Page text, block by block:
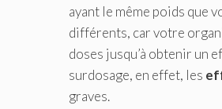
ayant le même poids que
différents, car votre
doses jusqu’à obtenir un
surdosage, en effet, les
graves.